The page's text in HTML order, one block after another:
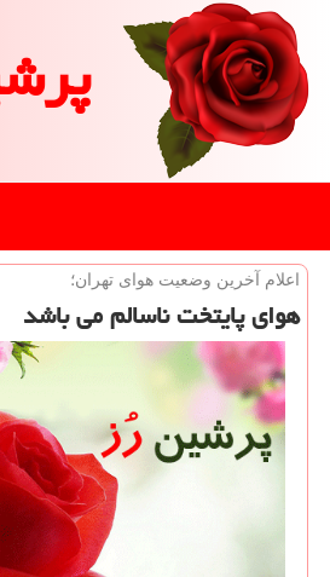
اعلام آخرین وضعیت هوای تهران؛
هوای پایتخت ناسالم می باشد